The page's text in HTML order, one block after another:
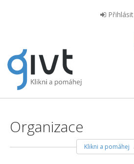
Přihlásit
Organizace
Klikni a pomáhej